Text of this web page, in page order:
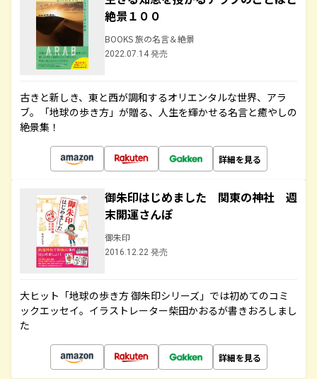
絶景１００
BOOKS 旅の名言＆絶景
2022.07.14 発売
古きと新しき、東と西が調和するオリエンタルな世界、アラ
ブ。「地球の歩き方」が贈る、人生を輝かせる名言と癒やしの
絶景集！
詳細を見る
御朱印はじめました 関東の神社 週
末開運さんぽ
御朱印
2016.12.22 発売
大ヒット「地球の歩き方 御朱印シリーズ」では初めてのコミ
ックエッセイ。イラストレーター柴田かおるが書きおろしまし
た
詳細を見る